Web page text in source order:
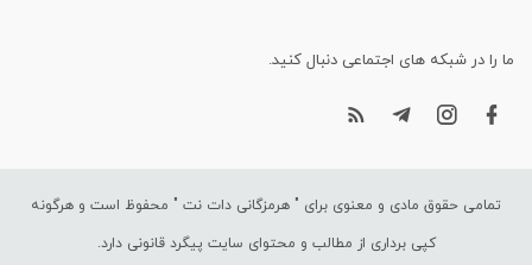
ما را در شبکه های اجتماعی دنبال کنید.
تمامی حقوق مادی و معنوی برای " هرمزگانی دات نت " محفوظ است و هرگونه
کپی برداری از مطالب و محتوای سایت پیگرد قانونی دارد.